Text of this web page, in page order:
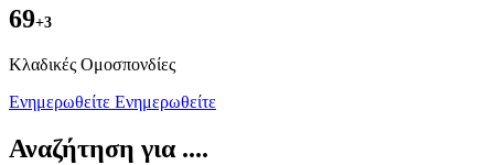
69+3
Kλαδικές Ομοσπονδίες
Ενημερωθείτε Ενημερωθείτε
Αναζήτηση για ....